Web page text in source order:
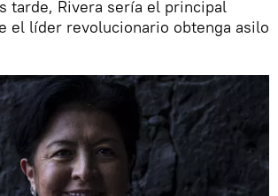
tarde, Rivera sería el principal
el líder revolucionario obtenga asilo